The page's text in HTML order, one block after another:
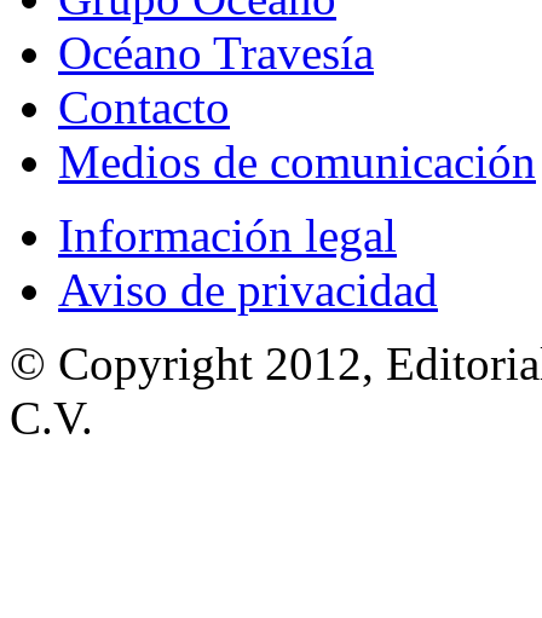
Océano Travesía
Contacto
Medios de comunicación
Información legal
Aviso de privacidad
© Copyright 2012,
C.V.